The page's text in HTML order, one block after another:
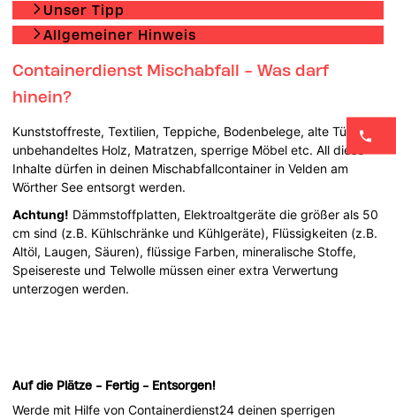
Unser Tipp
Allgemeiner Hinweis
Containerdienst Mischabfall - Was darf
hinein?
Kunststoffreste, Textilien, Teppiche, Bodenbelege, alte Türen,
unbehandeltes Holz, Matratzen, sperrige Möbel etc. All diese
Inhalte dürfen in deinen Mischabfallcontainer in Velden am
Wörther See entsorgt werden.
Achtung! Dämmstoffplatten, Elektroaltgeräte die größer als 50
cm sind (z.B. Kühlschränke und Kühlgeräte), Flüssigkeiten (z.B.
Altöl, Laugen, Säuren), flüssige Farben, mineralische Stoffe,
Speisereste und Telwolle müssen einer extra Verwertung
unterzogen werden.
Auf die Plätze - Fertig - Entsorgen!
Werde mit Hilfe von Containerdienst24 deinen sperrigen